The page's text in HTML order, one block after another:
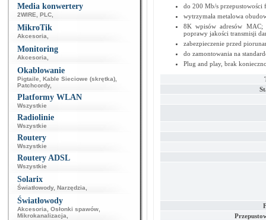
Media konwertery
2WIRE PLC
MikroTik
Akcesoria
Monitoring
Akcesoria
Okablowanie
Pigtaile Kable Sieciowe (skrętka)
Patchcordy,
Platformy WLAN
Wszystkie
Radiolinie
Wszystkie
Routery
Wszystkie
Routery ADSL
Wszystkie
Solarix
Światłowody, Narzędzia
Światłowody
Akcesoria Osłonki spawów
Mikrokanalizacja
do 200 Mb/s
wytrzymała metalowa
8K wpisów adresów MAC;
poprawy jakości transmisji
zabezpieczenie przed
do zamontowania na
Plug and play, brak